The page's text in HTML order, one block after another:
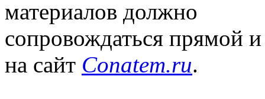
материалов должно
сопровождаться прямой
на сайт Conatem.ru.